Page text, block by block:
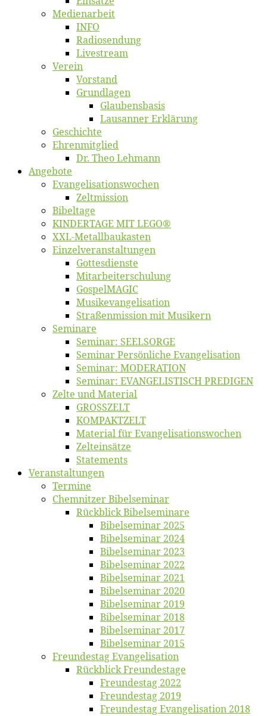
Me­di­en­ar­beit
INFO
Ra­dio­sen­dung
Live­stream
Ver­ein
Vor­stand
Grund­la­gen
Glaubens­ba­sis
Lausan­ner Erklärung
Ge­schich­te
Eh­ren­mit­glied
Dr. Theo Lehmann
An­ge­bo­te
Evangelisa­tions­wo­chen
Zelt­mis­si­on
Bi­bel­ta­ge
KINDERTAGE MIT LEGO®
XXL-Me­­tal­l­­bau­­kas­­ten
Einzelver­an­stal­tungen
Got­tes­diens­te
Mitarbeiter­schulung
Gos­pel­MA­GIC
Musikevan­ge­li­sa­tion
Straßenmis­sion mit Musikern
Se­mi­na­re
Se­mi­nar: SEELSORGE
Se­mi­nar Per­sön­li­che Evangelisation
Se­mi­nar: MODERATION
Se­mi­nar: EVANGELISTISCH PREDIGEN
Zel­te und Material
GROSSZELT
KOMPAKTZELT
Ma­te­ri­al für Evangelisationswochen
Zelt­ein­sät­ze
State­ments
Ver­an­stal­tun­gen
Ter­mi­ne
Chemnit­zer Bibelseminar
Rück­blick Bibelseminare
Bi­bel­se­mi­nar 2025
Bi­bel­se­mi­nar 2024
Bi­bel­se­mi­nar 2023
Bi­bel­se­mi­nar 2022
Bi­bel­se­mi­nar 2021
Bi­bel­se­mi­nar 2020
Bi­bel­se­mi­nar 2019
Bi­bel­se­mi­nar 2018
Bibelsemi­nar 2017
Bibelsemi­nar 2015
Freun­des­tag Evangelisation
Rück­blick Freundestage
Freun­des­tag 2022
Freun­des­tag 2019
Freun­des­tag Evan­ge­li­sa­ti­on 2018